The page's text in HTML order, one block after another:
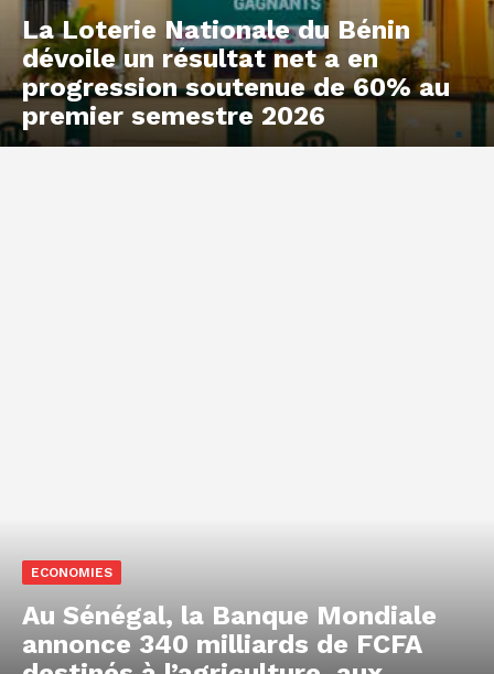
La Loterie Nationale du Bénin
dévoile un résultat net a en
progression soutenue de 60% au
premier semestre 2026
ECONOMIES
Au Sénégal, la Banque Mondiale
annonce 340 milliards de FCFA